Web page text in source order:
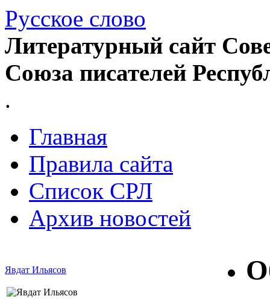
Русское слово
Литературный сайт
Союза писателей
.
Главная
Правила сайта
Список СРЛ
Архив новостей
Явдат Ильясов